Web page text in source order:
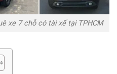
xe 7 chỗ có tài xế tại TPHCM